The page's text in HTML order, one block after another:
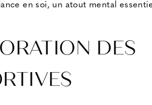
en soi, un atout mental
DES